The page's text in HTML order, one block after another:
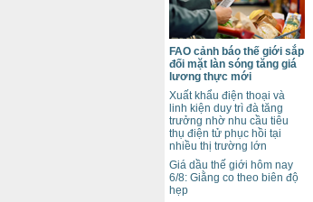
FAO cảnh báo thế giới sắp
đối mặt làn sóng tăng giá
lương thực mới
Xuất khẩu điện thoại và
linh kiện duy trì đà tăng
trưởng nhờ nhu cầu tiêu
thụ điện tử phục hồi tại
nhiều thị trường lớn
Giá dầu thế giới hôm nay
6/8: Giằng co theo biên độ
hẹp